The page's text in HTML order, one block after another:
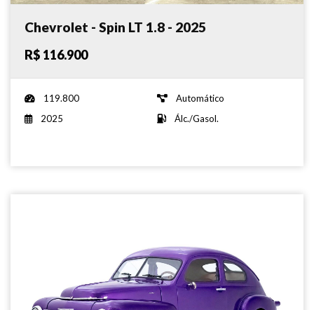
Chevrolet - Spin LT 1.8 - 2025
R$ 116.900
119.800
Automático
2025
Álc./Gasol.